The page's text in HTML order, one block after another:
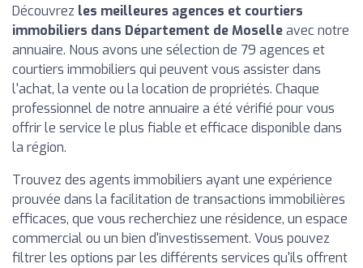
Découvrez les meilleures agences et courtiers
immobiliers dans Département de Moselleavec notre
annuaire. Nous avons une sélection de 79 agences et
courtiers immobiliers qui peuvent vous assister dans
l'achat, la vente ou la location de propriétés. Chaque
professionnel de notre annuaire a été vérifié pour vous
offrir le service le plus fiable et efficace disponible dans
la région.
Trouvez des agents immobiliers ayant une expérience
prouvée dans la facilitation de transactions immobilières
efficaces, que vous recherchiez une résidence, un espace
commercial ou un bien d'investissement. Vous pouvez
filtrer les options par les différents services qu'ils offrent